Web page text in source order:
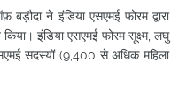
ने इंडिया एसएमई फोरम द्वारा
इंडिया एसएमई फोरम सूक्ष्म, लघु
सदस्यों (9,400 से अधिक महिला